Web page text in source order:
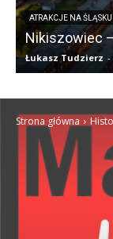
ATRAKCJE NA ŚLĄSKU
Nikiszowiec
Łukasz Tudzierz -